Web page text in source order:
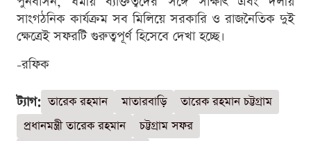
সাংগঠনিক কার্যক্রম সব মিলিয়ে সরকারি ও রাজনৈতিক দুই
ক্ষেত্রেই সফরটি গুরুত্বপূর্ণ হিসেবে দেখা হচ্ছে।
-রফিক
ট্যাগ: তারেক রহমান মাতারবাড়ি
তারেক রহমান চট্টগ্রাম
প্রধানমন্ত্রী তারেক রহমান
চট্টগ্রাম সফর